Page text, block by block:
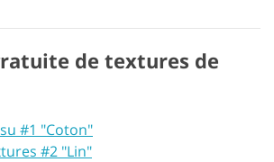
de textures de
#1 "Coton"
#2 "Lin"